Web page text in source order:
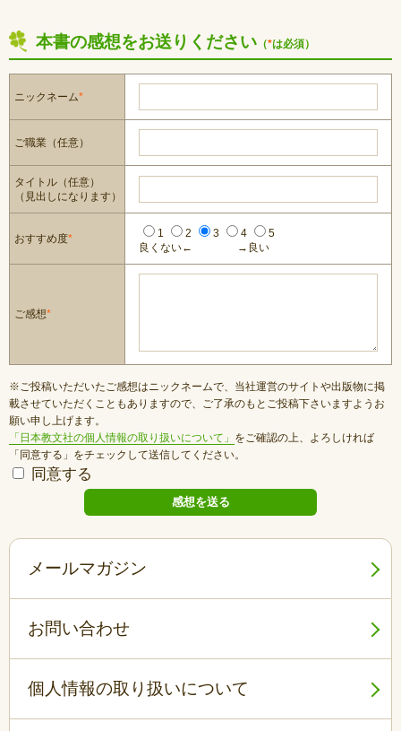
本書の感想をお送りください （*は必須）
ニックネーム*
ご職業（任意）
タイトル（任意）
（見出しになります）
おすすめ度* 1 2 3 4
5
良くない←
→良い
ご感想*
※ご投稿いただいたご感想はニックネームで、当社運営のサイトや出版物に掲
載させていただくこともありますので、ご了承のもとご投稿下さいますようお
願い申し上げます。
「日本教文社の個人情報の取り扱いについて」 をご確認の上、よろしければ
「同意する」をチェックして送信してください。
同意する
メールマガジン
お問い合わせ
個人情報の取り扱いについて